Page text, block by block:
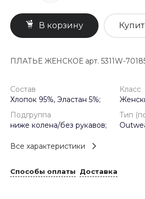
В корзину
ПЛАТЬЕ ЖЕНСКОЕ арт. 5311W-
Состав
Хлопок 95%, Эластан 5%;
Класс
Подгруппа
ниже колена/без рукавов;
Тип
Все характеристики
Способы оплаты Доставка